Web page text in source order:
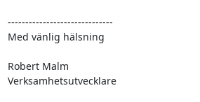
------------------------------
Med vänlig hälsning
Robert Malm
Verksamhetsutvecklare